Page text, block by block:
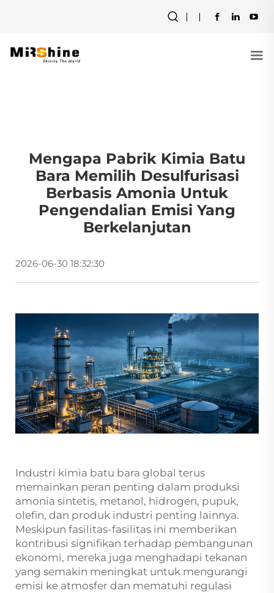
Mengapa Pabrik Kimia Batu
Bara Memilih Desulfurisasi
Berbasis Amonia Untuk
Pengendalian Emisi Yang
Berkelanjutan
2026-06-30 18:32:30
Industri kimia batu bara global terus
memainkan peran penting dalam produksi
amonia sintetis, metanol, hidrogen, pupuk,
olefin, dan produk industri penting lainnya.
Meskipun fasilitas-fasilitas ini memberikan
kontribusi signifikan terhadap pembangunan
ekonomi, mereka juga menghadapi tekanan
yang semakin meningkat untuk mengurangi
emisi ke atmosfer dan mematuhi regulasi